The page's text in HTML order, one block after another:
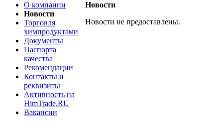
О компании
Новости
Торговля
химпродуктами
Документы
Паспорта
качества
Рекомендации
Контакты и
реквизиты
Активность на
HimTrade.RU
Вакансии
Новости
Новости не предоставлены.